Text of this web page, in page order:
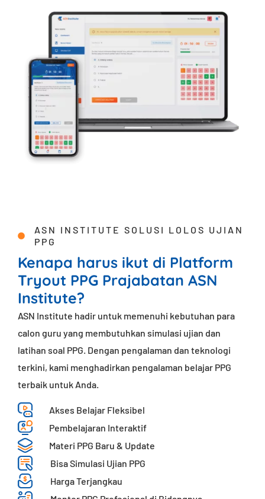
ASN INSTITUTE SOLUSI LOLOS UJIAN
PPG
Kenapa harus ikut di Platform
Tryout PPG Prajabatan ASN
Institute?
ASN Institute hadir untuk memenuhi kebutuhan para
calon guru yang membutuhkan simulasi ujian dan
latihan soal PPG. Dengan pengalaman dan teknologi
terkini, kami menghadirkan pengalaman belajar PPG
terbaik untuk Anda.
Akses Belajar Fleksibel
Pembelajaran Interaktif​
Materi PPG Baru & Update
Bisa Simulasi Ujian PPG
Harga Terjangkau